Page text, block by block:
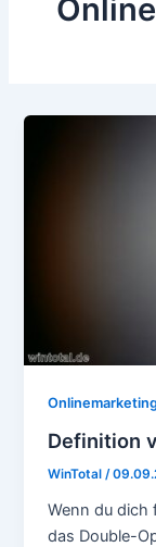
Definition
WinTotal /
Wenn du dich
das Double-